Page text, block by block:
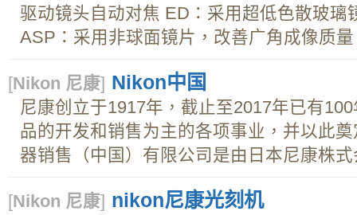
驱动镜头自动对焦 ED：采用超低色散玻璃
ASP：采用非球面镜片，改善广角成像质
[Nikon 尼康] Nikon中国
尼康创立于1917年，截止至2017年已有
品的开发和销售为主的各项事业，并以此
器销售（中国）有限公司是由日本尼康株
[Nikon 尼康] nikon尼康光刻机